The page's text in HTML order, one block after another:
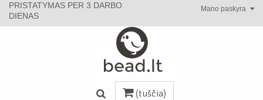
Mano paskyra
PRISTATYMAS PER 3 DARBO
DIENAS
(tuščia)